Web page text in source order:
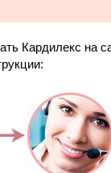
Кардилекс на